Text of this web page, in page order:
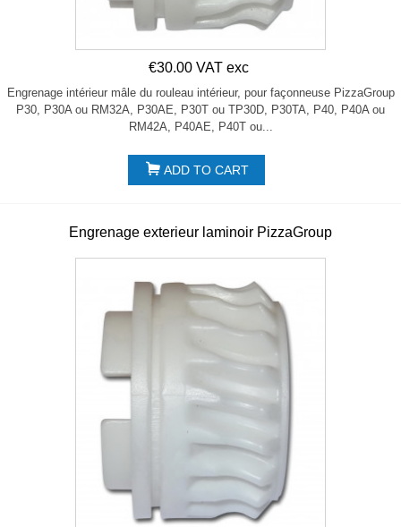
€30.00 VAT exc
Engrenage intérieur mâle du rouleau intérieur, pour façonneuse PizzaGroup
P30, P30A ou RM32A, P30AE, P30T ou TP30D, P30TA, P40, P40A ou
RM42A, P40AE, P40T ou...
ADD TO CART
Engrenage exterieur laminoir PizzaGroup